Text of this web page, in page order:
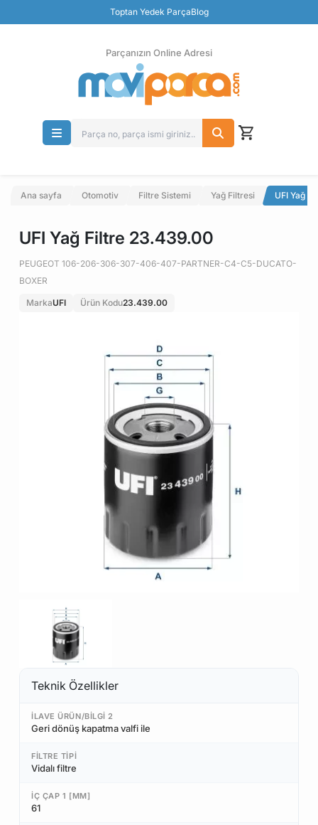
Toptan Yedek ParçaBlog
Ücretsiz İade
Parçanızın Online Adresi
Ana sayfa Otomotiv Filtre Sistemi Yağ Filtresi UFI Yağ
UFI Yağ Filtre 23.439.00
PEUGEOT 106-206-306-307-406-407-PARTNER-C4-C5-DUCATO-
BOXER
MarkaUFI Ürün Kodu23.439.00
Teknik Özellikler
İLAVE ÜRÜN/BILGI 2
Geri dönüş kapatma valfi ile
FILTRE TIPI
Vidalı filtre
İÇ ÇAP 1 [MM]
61